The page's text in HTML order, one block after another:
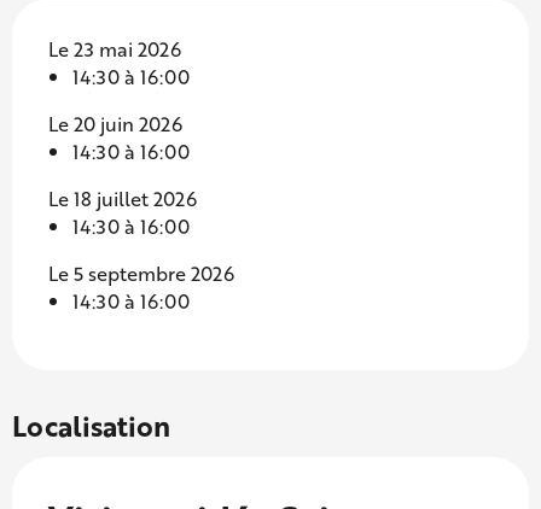
Le 23 mai 2026
14:30 à 16:00
Le 20 juin 2026
14:30 à 16:00
Le 18 juillet 2026
14:30 à 16:00
Le 5 septembre 2026
14:30 à 16:00
Localisation